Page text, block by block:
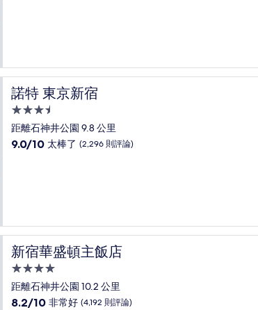
極
了，
(5,707
則
評
論)
諾特 東京新宿
諾特 東京新宿
3.5
星
級
距離石神井公園 9.8 公里
9.0
棒
了，
(2,296
則
評
論)
9.0/10 太棒了 (2,296 則評論)
新宿華盛頓主飯店
新宿華盛頓主飯店
4.0
星
級
距離石神井公園 10.2 公里
8.2
8.2/10 非常好 (4,192 則評論)